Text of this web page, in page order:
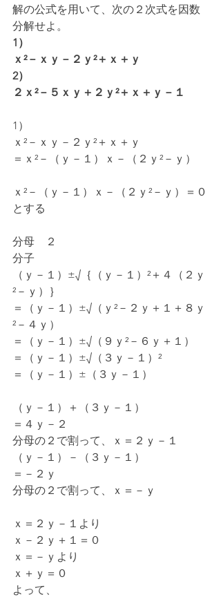
解の公式を用いて、次の２次式を因数
分解せよ。
1）
ｘ²－ｘｙ－２ｙ²＋ｘ＋ｙ
2）
２ｘ²－５ｘｙ＋２ｙ²＋ｘ＋ｙ－１
1）
ｘ²－ｘｙ－２ｙ²＋ｘ＋ｙ
＝ｘ²－（ｙ－１）ｘ－（２ｙ²－ｙ）
ｘ²－（ｙ－１）ｘ－（２ｙ²－ｙ）＝０
とする
分母　２
分子
（ｙ－１）±√｛（ｙ－１）²＋４（２ｙ
²－ｙ）｝
＝（ｙ－１）±√（ｙ²－２ｙ＋１＋８ｙ
²－４ｙ）
＝（ｙ－１）±√（９ｙ²－６ｙ＋１）
＝（ｙ－１）±√（３ｙ－１）²
＝（ｙ－１）±（３ｙ－１）
（ｙ－１）＋（３ｙ－１）
＝４ｙ－２
分母の２で割って、ｘ＝２ｙ－１
（ｙ－１）－（３ｙ－１）
＝－２ｙ
分母の２で割って、ｘ＝－ｙ
ｘ＝２ｙ－１より
ｘ－２ｙ＋１＝０
ｘ＝－ｙより
ｘ＋ｙ＝０
よって、